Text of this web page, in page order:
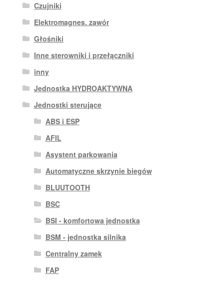
Czujniki
Elektromagnes. zawór
Głośniki
Inne sterowniki i przełączniki
inny
Jednostka HYDROAKTYWNA
Jednostki sterujące
ABS i ESP
AFIL
Asystent parkowania
Automatyczne skrzynie biegów
BLUUTOOTH
BSC
BSI - komfortowa jednostka
BSM - jednostka silnika
Centralny zamek
FAP